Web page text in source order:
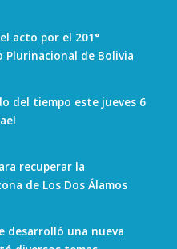
acto por el 201°
Plurinacional de Bolivia
del tiempo este jueves 6
recuperar la
de Los Dos Álamos
desarrolló una nueva